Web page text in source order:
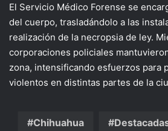
El Servicio Médico Forense se
del cuerpo, trasladándolo a las
realización de la necropsia de ley.
corporaciones policiales
zona, intensificando esfuerzos para
violentos en distintas partes de la
Chihuahua